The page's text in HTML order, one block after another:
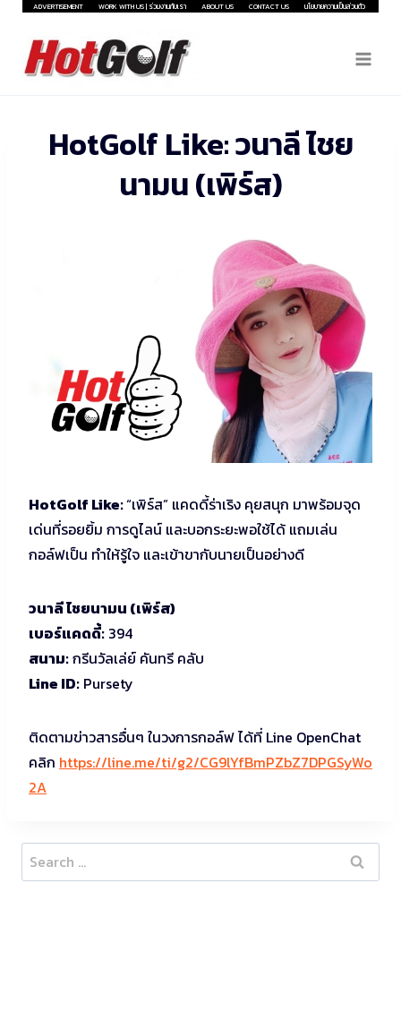
Skip
content
ADVERTISEMENT WORK WITH US | ร่วมงานกับเรา ABOUT US CONTACT US นโยบายความเป็นส่วนตัว
HotGolf Like: วนาลี ไชย
นามน (เพิร์ส)
HotGolf Like:“เพิร์ส” แคดดี้ร่าเริง คุยสนุก มาพร้อมจุด
เด่นที่รอยยิ้ม การดูไลน์ และบอกระยะพอใช้ได้ แถมเล่น
กอล์ฟเป็น ทำให้รู้ใจ และเข้าขากับนายเป็นอย่างดี
วนาลี ไชยนามน (เพิร์ส)
เบอร์แคดดี้: 394
สนาม:กรีนวัลเล่ย์ คันทรี คลับ
Line ID: Pursety
ติดตามข่าวสารอื่นๆ ในวงการกอล์ฟ ได้ที่ Line OpenChat
คลิก https://line.me/ti/g2/CG9lYfBmPZbZ7DPGSyWo
2A
Search
for: